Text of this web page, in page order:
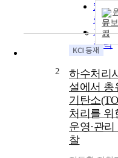
50개
출력
100
출력
문보
기
2
하수처리
설에서 총
기탄소
처리를 위
운영·관리
찰